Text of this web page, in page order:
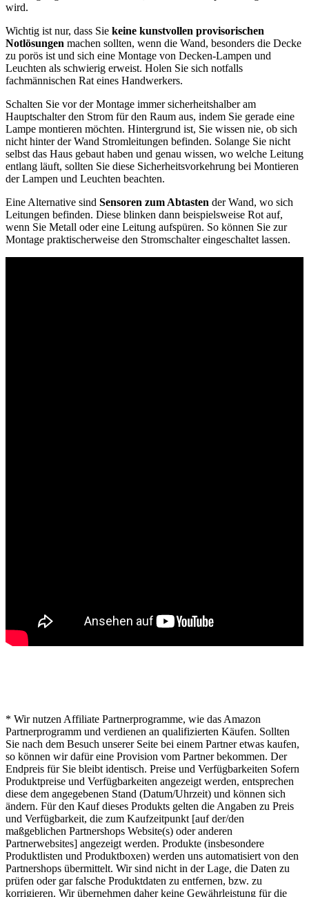
wird.
Wichtig ist nur, dass Sie keine kunstvollen provisorischen
Notlösungen machen sollten, wenn die Wand, besonders die Decke
zu porös ist und sich eine Montage von Decken-Lampen und
Leuchten als schwierig erweist. Holen Sie sich notfalls
fachmännischen Rat eines Handwerkers.
Schalten Sie vor der Montage immer sicherheitshalber am
Hauptschalter den Strom für den Raum aus, indem Sie gerade eine
Lampe montieren möchten. Hintergrund ist, Sie wissen nie, ob sich
nicht hinter der Wand Stromleitungen befinden. Solange Sie nicht
selbst das Haus gebaut haben und genau wissen, wo welche Leitung
entlang läuft, sollten Sie diese Sicherheitsvorkehrung bei Montieren
der Lampen und Leuchten beachten.
Eine Alternative sind Sensoren zum Abtasten der Wand, wo sich
Leitungen befinden. Diese blinken dann beispielsweise Rot auf,
wenn Sie Metall oder eine Leitung aufspüren. So können Sie zur
Montage praktischerweise den Stromschalter eingeschaltet lassen.
* Wir nutzen Affiliate Partnerprogramme, wie das Amazon
Partnerprogramm und verdienen an qualifizierten Käufen. Sollten
Sie nach dem Besuch unserer Seite bei einem Partner etwas kaufen,
so können wir dafür eine Provision vom Partner bekommen. Der
Endpreis für Sie bleibt identisch. Preise und Verfügbarkeiten Sofern
Produktpreise und Verfügbarkeiten angezeigt werden, entsprechen
diese dem angegebenen Stand (Datum/Uhrzeit) und können sich
ändern. Für den Kauf dieses Produkts gelten die Angaben zu Preis
und Verfügbarkeit, die zum Kaufzeitpunkt [auf der/den
maßgeblichen Partnershops Website(s) oder anderen
Partnerwebsites] angezeigt werden. Produkte (insbesondere
Produktlisten und Produktboxen) werden uns automatisiert von den
Partnershops übermittelt. Wir sind nicht in der Lage, die Daten zu
prüfen oder gar falsche Produktdaten zu entfernen, bzw. zu
korrigieren. Wir übernehmen daher keine Gewährleistung für die